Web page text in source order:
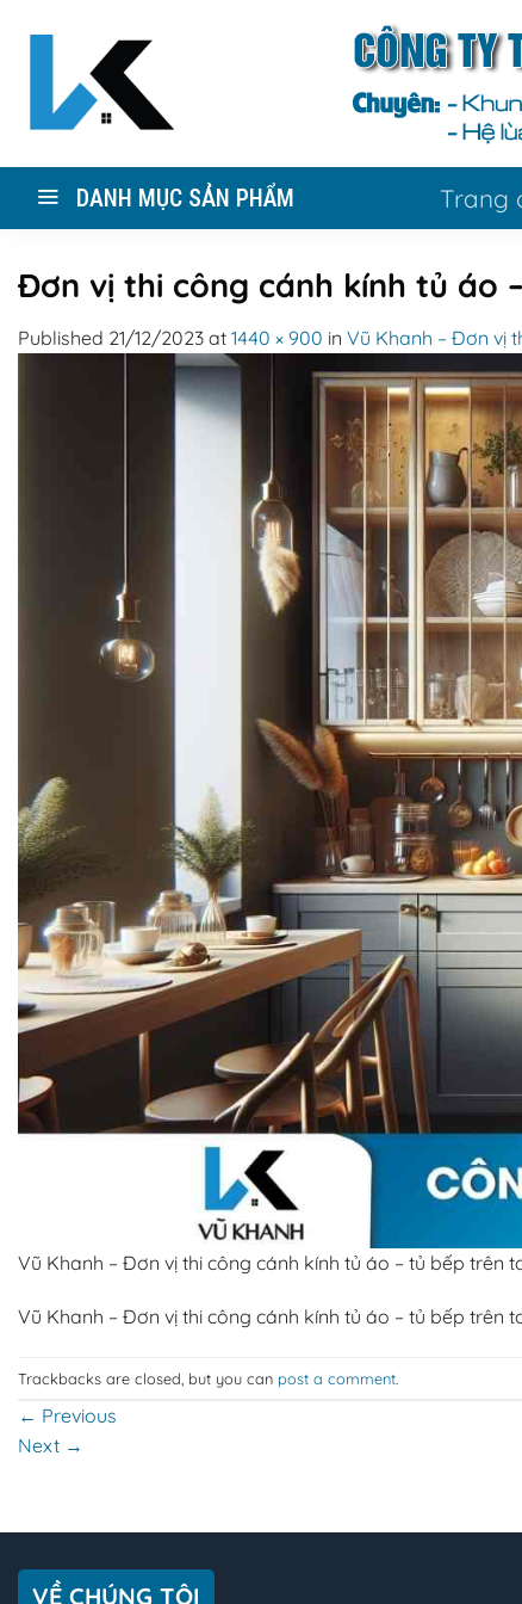
DANH MỤC SẢN PHẨM Trang
Đơn vị thi công cánh kính tủ áo
Published 21/12/2023 at 1440 × 900 in Vũ Khanh – Đơn vị
Vũ Khanh – Đơn vị thi công cánh kính tủ áo – tủ bếp trên
Vũ Khanh – Đơn vị thi công cánh kính tủ áo – tủ bếp trên
Trackbacks are closed, but you can post a comment.
← Previous
Next →
VỀ CHÚNG TÔI